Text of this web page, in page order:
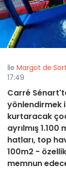
İle Margot de
17:49
Carré
yönlendirmek
kurtaracak
ayrılmış
hatları, top
100m2 -
memnun